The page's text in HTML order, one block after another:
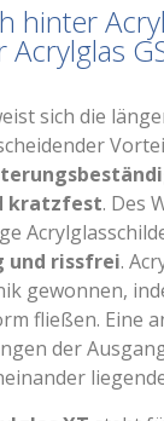
hinter
Acrylglas
sich die
kratzfest. Des
und rissfrei.
gewonnen,
fließen. Eine
der